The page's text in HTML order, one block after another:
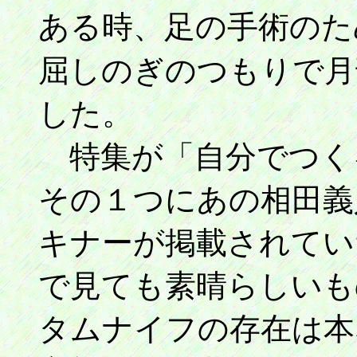
ある時、足の手術の
屈しのぎのつもりで
した。
特集が「自分でつく
その１つにあの相田
キナーが掲載されて
で見ても素晴らしい
タムナイフの存在は